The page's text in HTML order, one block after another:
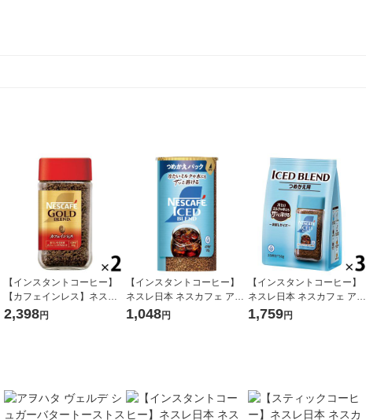
【インスタントコーヒー】
【カフェインレス】ネスカ
フェ ゴールドブレンド
2,398円
【インスタントコーヒー】
ネスレ日本 ネスカフェ アイ
スブレンド エコ＆システム
1,048円
【インスタントコーヒー】
ネスレ日本 ネスカフェ アイ
スブレンド 1セット（50g×3
1,759円